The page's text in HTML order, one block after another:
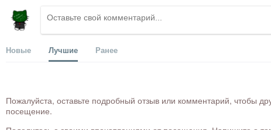
Новые Лучшие Ранее
Пожалуйста, оставьте подробный отзыв или комментарий, чтобы
посещение.